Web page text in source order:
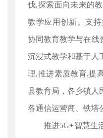
伐,探索面向未来的
教学应用创新。支
协同教育教学与在线
沉浸式教学和基于人
理,推进素质教育,提
县教育局，各乡镇人
各通信运营商、铁塔
推进5G+智慧生